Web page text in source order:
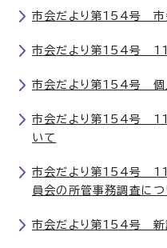
市会だより第154号 市
市会だより第154号 11
市会だより第154号 個
市会だより第154号
いて
市会だより第154号 11
員会の所管事務調査につ
市会だより第154号 新